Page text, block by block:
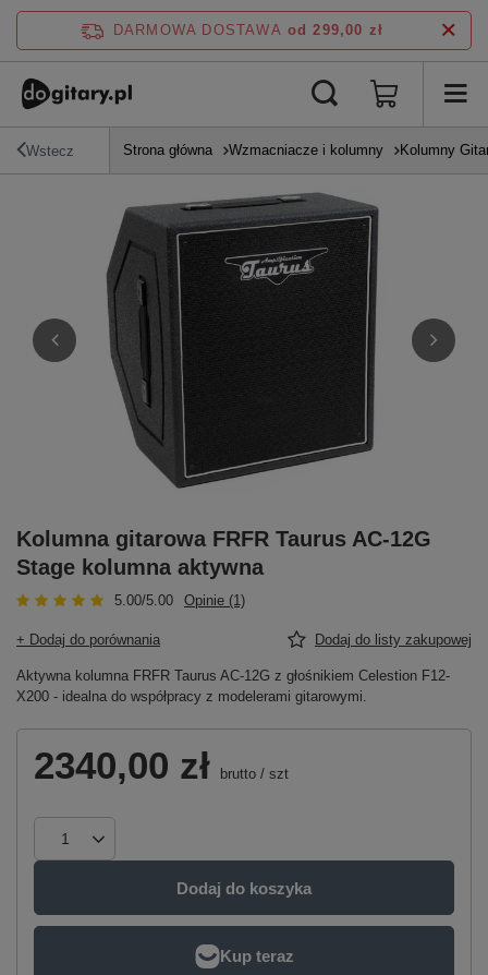
DARMOWA DOSTAWA od 299,00 zł
Wstecz Strona główna Wzmacniacze i kolumny Kolumny
Kolumna gitarowa FRFR Taurus AC-12G
Stage kolumna aktywna
5.00/5.00 Opinie (1)
+ Dodaj do porównania Dodaj do listy zakupowej
Aktywna kolumna FRFR Taurus AC-12G z głośnikiem Celestion F12-
X200 - idealna do współpracy z modelerami gitarowymi.
2340,00 zł brutto / szt
Dodaj do koszyka